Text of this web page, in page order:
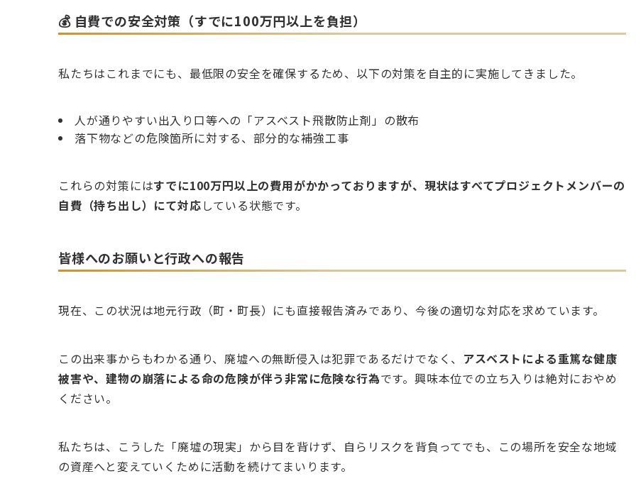
💰 自費での安全対策（すでに100万円以上を負担）
私たちはこれまでにも、最低限の安全を確保するため、以下の対策を自主的に実施してきました。
人が通りやすい出入り口等への「アスベスト飛散防止剤」の散布
落下物などの危険箇所に対する、部分的な補強工事
これらの対策にはすでに100万円以上の費用がかかっておりますが、現状はすべてプロジェクトメンバーの
自費（持ち出し）にて対応している状態です。
皆様へのお願いと行政への報告
現在、この状況は地元行政（町・町長）にも直接報告済みであり、今後の適切な対応を求めています。
この出来事からもわかる通り、廃墟への無断侵入は犯罪であるだけでなく、 アスベストによる重篤な健康
被害や、建物の崩落による命の危険が伴う非常に危険な行為です。興味本位での立ち入りは絶対におやめ
ください。
私たちは、こうした「廃墟の現実」から目を背けず、自らリスクを背負ってでも、この場所を安全な地域
の資産へと変えていくために活動を続けてまいります。